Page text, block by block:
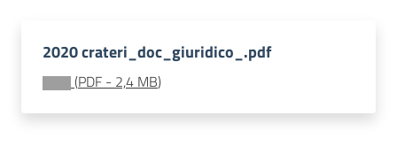
Argomenti
Novità
2020 crateri_doc_giuridico_.pdf
(PDF - 2,4 MB)